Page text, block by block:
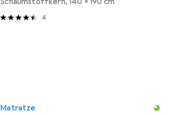
4
Matratze